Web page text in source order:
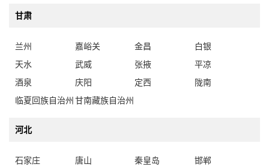
甘肃
兰州 嘉峪关 金昌
白银
天水
武威 张掖
平凉
酒泉
庆阳 定西
陇南
临夏回族自治州甘南藏族自治州
河北
石家庄 唐山 秦皇岛
邯郸